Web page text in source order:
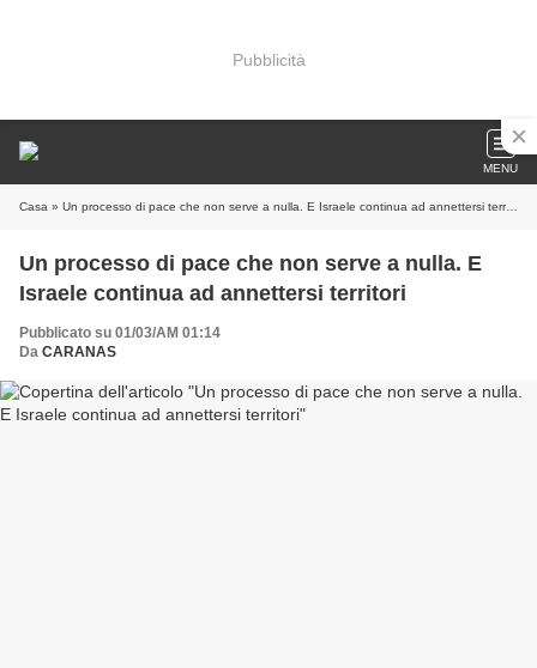
Pubblicità
MENU
Casa » Un processo di pace che non serve a nulla. E Israele continua ad annettersi territori
Un processo di pace che non serve a nulla. E
Israele continua ad annettersi territori
Pubblicato su 01/03/AM 01:14
Da CARANAS